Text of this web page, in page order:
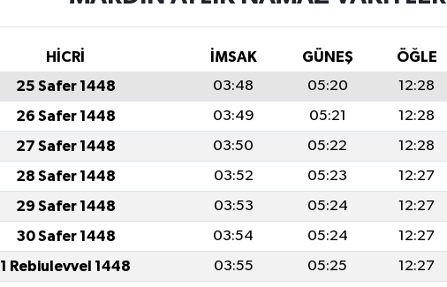
HİCRİ İMSAK GÜNEŞ ÖĞLE
25 Safer 1448 03:48 05:20 12:28
26 Safer 1448 03:49 05:21 12:28
27 Safer 1448 03:50 05:22 12:28
28 Safer 1448 03:52 05:23 12:27
29 Safer 1448 03:53 05:24 12:27
30 Safer 1448 03:54 05:24 12:27
1 Rebiulevvel 1448 03:55 05:25 12:27